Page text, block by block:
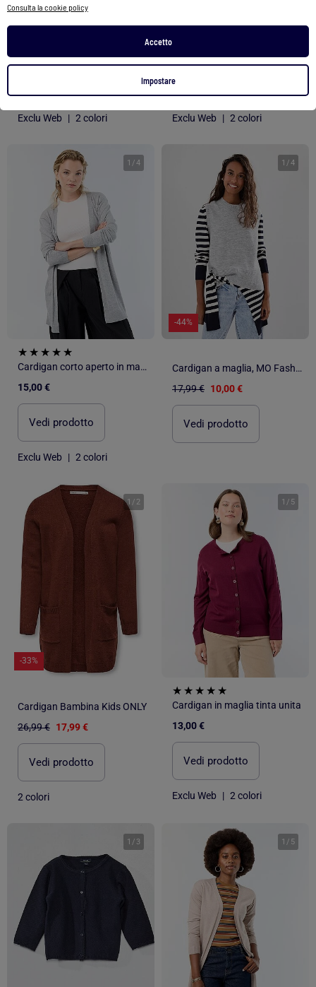
Consulta la cookie policy
Accetto
Impostare
Cardigan in maglia traforata
Exclu Web | 2 colori
Cardigan in maglia calda - collezione facile da indossare
Exclu Web | 2 colori
1 /4
Cardigan corto aperto in maglia fine
15,00 €
Vedi prodotto
Exclu Web | 2 colori
1 /4
-44%
Cardigan a maglia, MO Fashion
17,99 € 10,00 €
Vedi prodotto
1 / 2
-33%
Cardigan Bambina Kids ONLY
26,99 € 17,99 €
Vedi prodotto
2 colori
1 / 5
Cardigan in maglia tinta unita
13,00 €
Vedi prodotto
Exclu Web | 2 colori
1 / 3 1 / 5